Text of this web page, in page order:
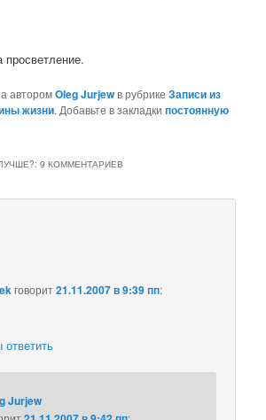
просветление.
авторомOleg Jurjewв рубрикеЗаписи из
жизни. Добавьте в закладкипостоянную
: 9 КОММЕНТАРИЕВ
говорит21.11.2007 в 9:39 пп:
Jurjew